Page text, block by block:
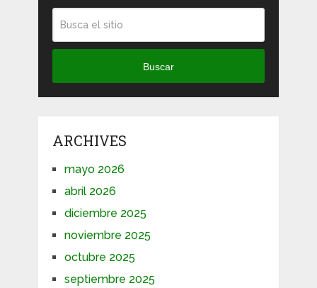
Buscar
ARCHIVES
mayo 2026
abril 2026
diciembre 2025
noviembre 2025
octubre 2025
septiembre 2025